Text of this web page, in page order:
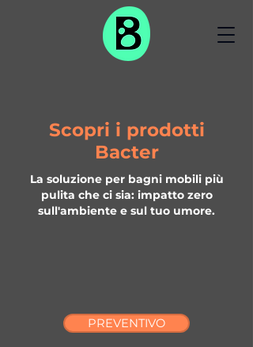
Scopri i prodotti
Bacter
La soluzione per bagni mobili più
pulita che ci sia: impatto zero
sull'ambiente e sul tuo umore.
PREVENTIVO